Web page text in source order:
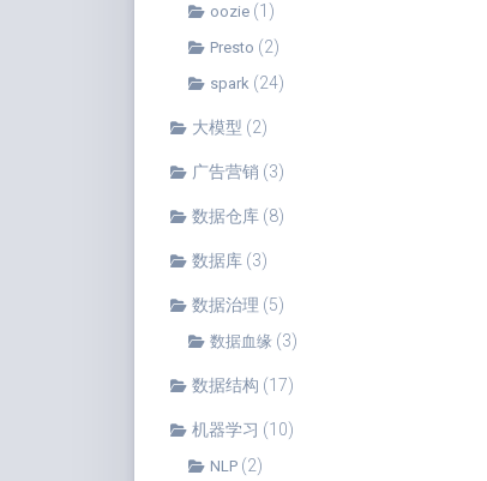
oozie (1)
Presto (2)
spark (24)
大模型 (2)
广告营销 (3)
数据仓库 (8)
数据库 (3)
数据治理 (5)
数据血缘 (3)
数据结构 (17)
机器学习 (10)
NLP (2)